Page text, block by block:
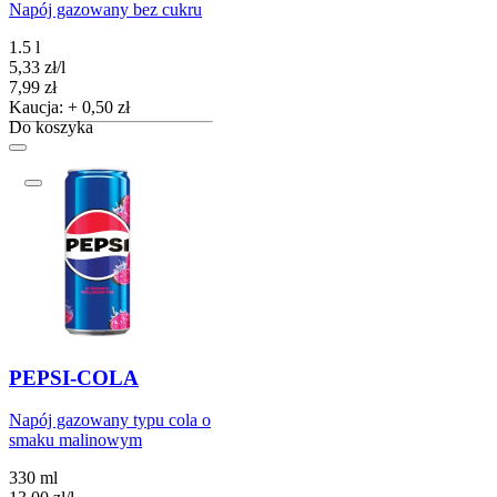
Napój gazowany bez cukru
1.5 l
5,33 zł/l
Cena
7,99 zł
Kaucja: + 0,50 zł
Do koszyka
PEPSI-COLA
Napój gazowany typu cola o
smaku malinowym
330 ml